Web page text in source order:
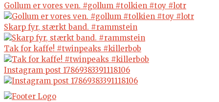
Gollum er vores ven. #gollum #tolkien #toy #lotr
Skarp fyr, stærkt band. #rammstein
Tak for kaffe! #twinpeaks #killerbob
Instagram post 17869383391118106